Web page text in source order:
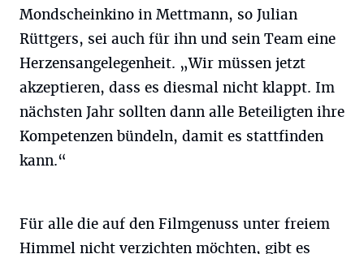
Mondscheinkino in Mettmann, so Julian
Rüttgers, sei auch für ihn und sein Team eine
Herzensangelegenheit. „Wir müssen jetzt
akzeptieren, dass es diesmal nicht klappt. Im
nächsten Jahr sollten dann alle Beteiligten ihre
Kompetenzen bündeln, damit es stattfinden
kann.“
Für alle die auf den Filmgenuss unter freiem
Himmel nicht verzichten möchten, gibt es